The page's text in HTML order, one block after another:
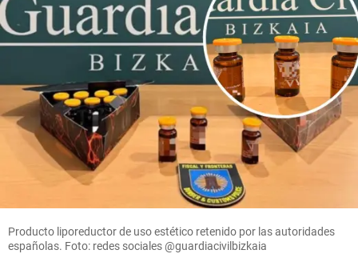
Producto liporeductor de uso estético retenido por las autoridades
españolas. Foto: redes sociales @guardiacivilbizkaia